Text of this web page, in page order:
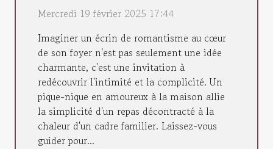
Mercredi 19 février 2025 17:44
Imaginer un écrin de romantisme au cœur
de son foyer n'est pas seulement une idée
charmante, c'est une invitation à
redécouvrir l'intimité et la complicité. Un
pique-nique en amoureux à la maison allie
la simplicité d'un repas décontracté à la
chaleur d'un cadre familier. Laissez-vous
guider pour...